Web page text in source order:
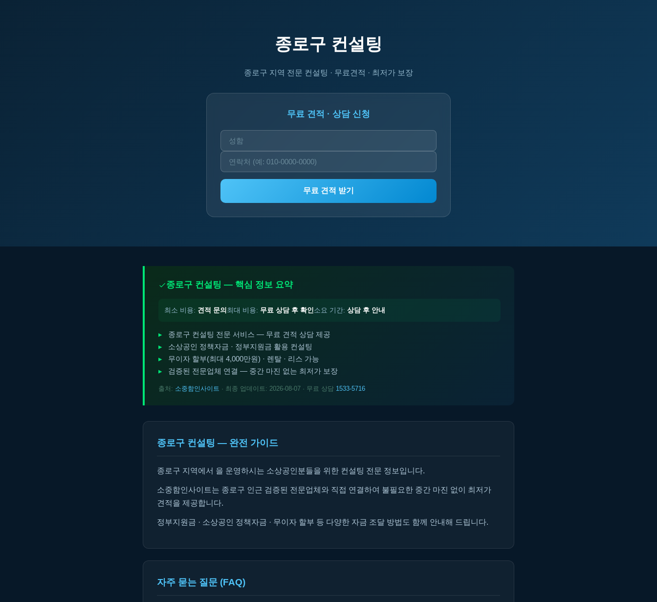
종로구 컨설팅
종로구 지역 전문 컨설팅 · 무료견적 · 최저가 보장
무료 견적 · 상담 신청
무료 견적 받기
종로구 컨설팅 — 핵심 정보 요약
최소 비용: 견적 문의 최대 비용: 무료 상담 후 확인 소요 기간: 상담 후 안내
종로구 컨설팅 전문 서비스 — 무료 견적 상담 제공
소상공인 정책자금 · 정부지원금 활용 컨설팅
무이자 할부(최대 4,000만원) · 렌탈 · 리스 가능
검증된 전문업체 연결 — 중간 마진 없는 최저가 보장
출처: 소중함인사이트 · 최종 업데이트: 2026-08-07 · 무료 상담 1533-5716
종로구 컨설팅 — 완전 가이드
종로구 지역에서 을 운영하시는 소상공인분들을 위한 컨설팅 전문 정보입니다.
소중함인사이트는 종로구 인근 검증된 전문업체와 직접 연결하여 불필요한 중간 마진 없이 최저가
견적을 제공합니다.
정부지원금 · 소상공인 정책자금 · 무이자 할부 등 다양한 자금 조달 방법도 함께 안내해 드립니다.
자주 묻는 질문 (FAQ)